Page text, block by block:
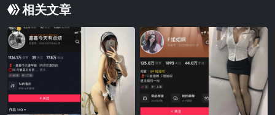
相关文章